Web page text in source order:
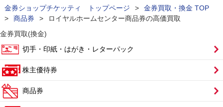
金券ショップチケッティ トップページ >
金券買取・換金 TOP
>
商品券 >
ロイヤルホームセンター商品券の高価買取
金券買取(換金)
切手・印紙・はがき・レターパック
株主優待券
商品券